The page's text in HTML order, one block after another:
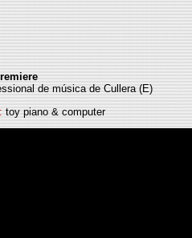
de música de Cullera (E)
toy piano & computer